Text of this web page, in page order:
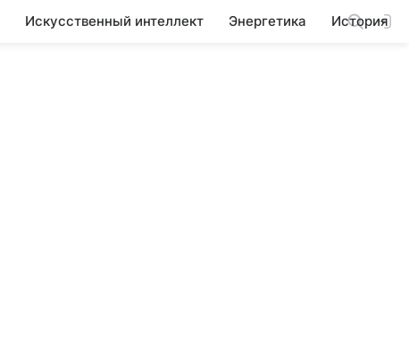
Искусственный интеллект Энергетика История